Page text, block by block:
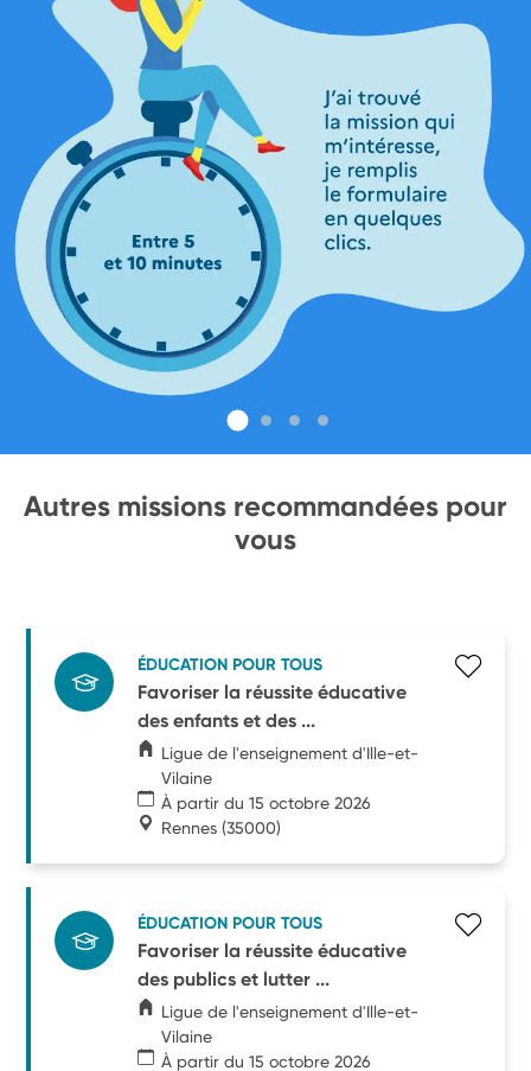
Autres missions recommandées pour
vous
ÉDUCATION POUR TOUS
Favoriser la réussite éducative
des enfants et des ...
Ligue de l'enseignement d'Ille-et-
Vilaine
À partir du 15 octobre 2026
Rennes (35000)
ÉDUCATION POUR TOUS
Favoriser la réussite éducative
des publics et lutter ...
Ligue de l'enseignement d'Ille-et-
Vilaine
À partir du 15 octobre 2026